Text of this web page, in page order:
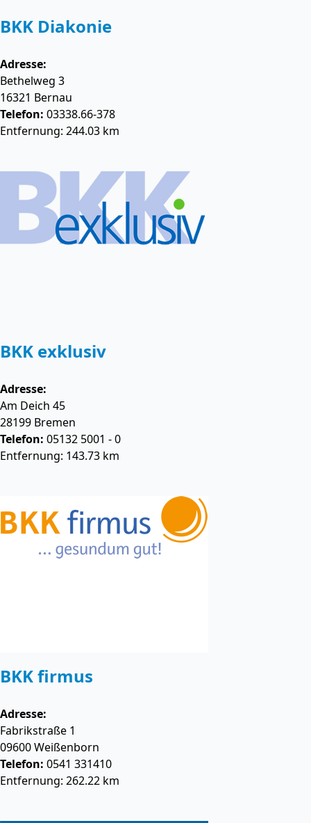
BKK Diakonie
Adresse:
Bethelweg 3
16321 Bernau
Telefon: 03338.66-378
Entfernung: 244.03 km
BKK exklusiv
Adresse:
Am Deich 45
28199 Bremen
Telefon: 05132 5001 - 0
Entfernung: 143.73 km
BKK firmus
Adresse:
Fabrikstraße 1
09600Weißenborn
Telefon: 0541 331410
Entfernung: 262.22 km